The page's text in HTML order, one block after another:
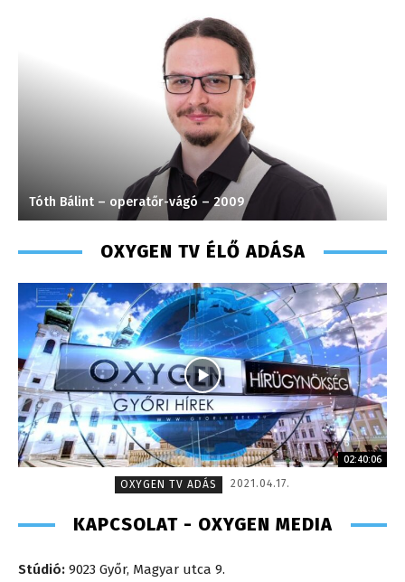
Tóth Bálint – operatőr-vágó – 2009
OXYGEN TV ÉLŐ ADÁSA
02:40:06
OXYGEN TV ADÁS
2021.04.17.
KAPCSOLAT - OXYGEN MEDIA
Stúdió: 9023 Győr, Magyar utca 9.